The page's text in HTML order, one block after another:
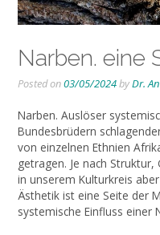
Narben. eine
Posted on03/05/2024byDr.
Narben. Auslöser
Bundesbrüdern
von einzelnen Ethnien
getragen. Je nach
in unserem Kulturkreis
Ästhetik ist eine Seite der
systemische Einfluss einer